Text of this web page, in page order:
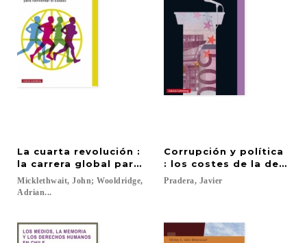
La cuarta revolución :
la carrera global para reinventar el Estado
Micklethwait, John; Wooldridge,
Adrian...
Corrupción y política
: los costes de la
Pradera, Javier